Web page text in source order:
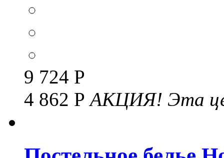
9 724 Р
4 862 РАКЦИЯ! Эта